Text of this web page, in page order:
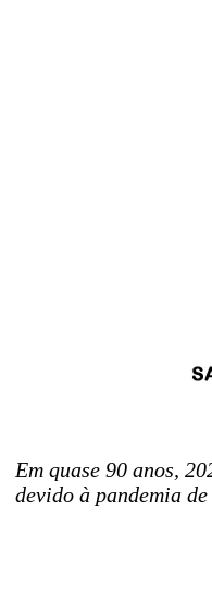
Em quase 90 anos,
devido à pandemia